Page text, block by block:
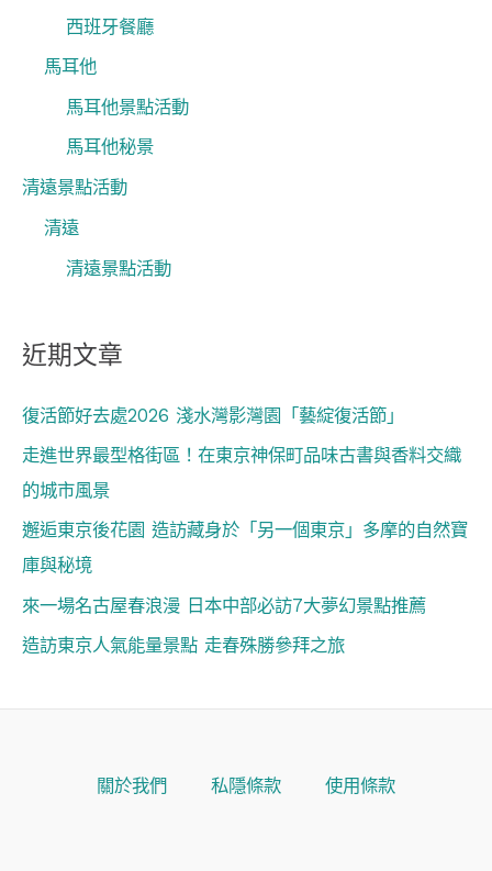
西班牙餐廳
馬耳他
馬耳他景點活動
馬耳他秘景
清遠景點活動
清遠
清遠景點活動
近期文章
復活節好去處2026 淺水灣影灣園「藝綻復活節」
走進世界最型格街區！在東京神保町品味古書與香料交織
的城市風景
邂逅東京後花園 造訪藏身於「另一個東京」多摩的自然寶
庫與秘境
來一場名古屋春浪漫 日本中部必訪7大夢幻景點推薦
造訪東京人氣能量景點 走春殊勝參拜之旅
關於我們 私隱條款 使用條款